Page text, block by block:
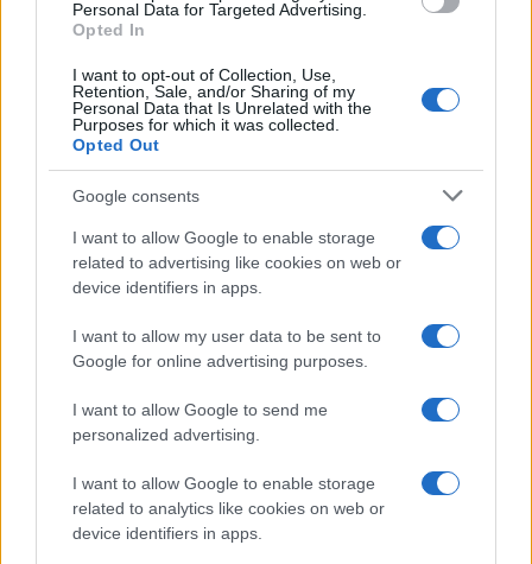
Personal Data for Targeted Advertising.
Opted In
I want to opt-out of Collection, Use,
Retention, Sale, and/or Sharing of my
Personal Data that Is Unrelated with the
Purposes for which it was collected.
Opted Out
Google consents
I want to allow Google to enable storage
related to advertising like cookies on web or
device identifiers in apps.
I want to allow my user data to be sent to
Google for online advertising purposes.
I want to allow Google to send me
personalized advertising.
I want to allow Google to enable storage
related to analytics like cookies on web or
device identifiers in apps.
PEOPLE
Senza Cri e il suo percorso di guarigione: dalle
Cristian Castiglioni · 8 Ago 2026
PEOPLE